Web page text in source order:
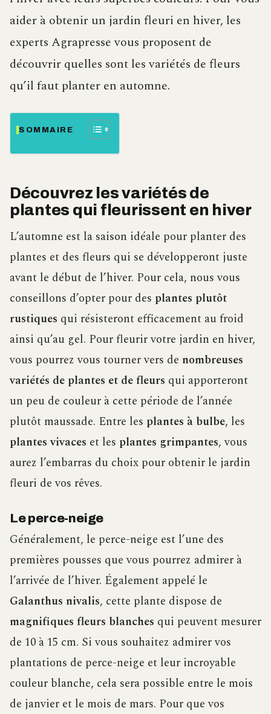
aider à obtenir un jardin fleuri en hiver, les
experts Agrapresse vous proposent de
découvrir quelles sont les variétés de fleurs
qu’il faut planter en automne.
SOMMAIRE
Découvrez les variétés de
plantes qui fleurissent en hiver
L’automne est la saison idéale pour planter des
plantes et des fleurs qui se développeront juste
avant le début de l’hiver. Pour cela, nous vous
conseillons d’opter pour des plantes plutôt
rustiques qui résisteront efficacement au froid
ainsi qu’au gel. Pour fleurir votre jardin en hiver,
vous pourrez vous tourner vers de nombreuses
variétés de plantes et de fleurs qui apporteront
un peu de couleur à cette période de l’année
plutôt maussade. Entre les plantes à bulbe, les
plantes vivaces et les plantes grimpantes, vous
aurez l’embarras du choix pour obtenir le jardin
fleuri de vos rêves.
Le perce-neige
Généralement, le perce-neige est l’une des
premières pousses que vous pourrez admirer à
l’arrivée de l’hiver. Également appelé le
Galanthus nivalis, cette plante dispose de
magnifiques fleurs blanches qui peuvent mesurer
de 10 à 15 cm. Si vous souhaitez admirer vos
plantations de perce-neige et leur incroyable
couleur blanche, cela sera possible entre le mois
de janvier et le mois de mars. Pour que vos